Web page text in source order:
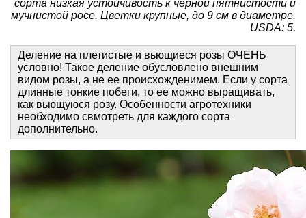
сорта низкая устойчивость к черной пятнистости и
мучнистой росе. Цветки крупные, до 9 см в диаметре.
USDA: 5.
Деление на плетистые и вьющиеся розы ОЧЕНЬ
условно! Такое деление обусловлено внешним
видом розы, а не ее происхожденимем. Если у сорта
длинные тонкие побеги, то ее можно выращивать,
как вьющуюся розу. Особенности агротехники
необходимо свмотреть для каждого сорта
дополнительно.